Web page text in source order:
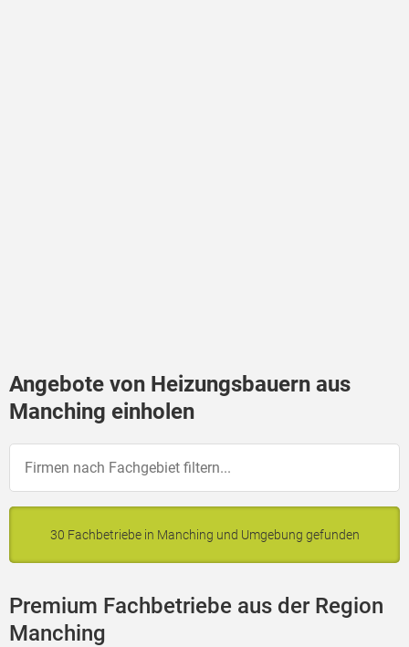
Angebote von Heizungsbauern aus
Manching einholen
30 Fachbetriebe in Manching und Umgebung gefunden
Premium Fachbetriebe aus der Region
Manching